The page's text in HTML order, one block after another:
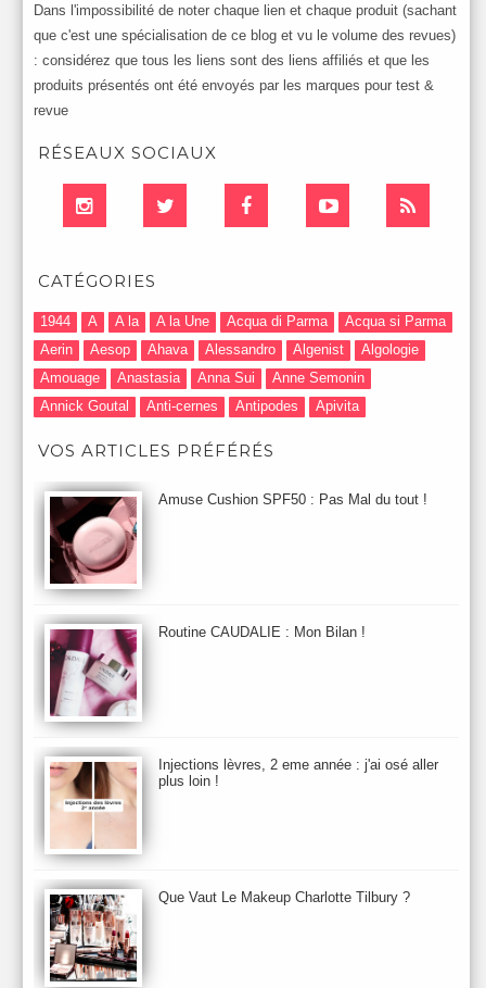
Dans l'impossibilité de noter chaque lien et chaque produit (sachant
que c'est une spécialisation de ce blog et vu le volume des revues)
: considérez que tous les liens sont des liens affiliés et que les
produits présentés ont été envoyés par les marques pour test &
revue
RÉSEAUX SOCIAUX
CATÉGORIES
1944 A A la A la Une Acqua di Parma
Acqua si Parma
Aerin
Aesop Ahava Alessandro Algenist
Algologie
Amouage
Anastasia Anna Sui
Anne Semonin
Annick Goutal
Anti-cernes Antipodes
Apivita
Astuces Maquillage
Atelier Cologne
Aurelia London
Aurelia Probiotic
AUTOMNE 2012
Automne 2013
Baija
Bain
BB et CC Crème
Beauty Relooking
Bio Mécanique du Vieillissement
Bioderma
Bioeffect
Biolage
Biotherm
Botanicals
Botimyst
Burberry
By Terry
chantecaille
Christophe Robin
CK Clarins Clarisonic
Cle de Peau
Clean Skin care
Collections Maquillage ETE 2011
Crème & Sérum
Démaquillant & Nettoyant
Dolce & Gabbana
Dr. Renaud
Ecrinal
VOS ARTICLES PRÉFÉRÉS
Amuse Cushion SPF50 : Pas Mal du tout !
Routine CAUDALIE : Mon Bilan !
Injections lèvres, 2 eme année : j'ai osé aller
plus loin !
Que Vaut Le Makeup Charlotte Tilbury ?